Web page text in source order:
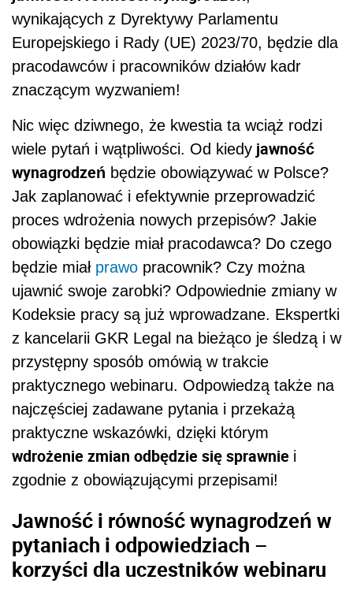
wynikających z Dyrektywy Parlamentu
Europejskiego i Rady (UE) 2023/70, będzie dla
pracodawców i pracowników działów kadr
znaczącym wyzwaniem!
Nic więc dziwnego, że kwestia ta wciąż rodzi
wiele pytań i wątpliwości. Od kiedy jawność
wynagrodzeń będzie obowiązywać w Polsce?
Jak zaplanować i efektywnie przeprowadzić
proces wdrożenia nowych przepisów? Jakie
obowiązki będzie miał pracodawca? Do czego
będzie miał prawo pracownik? Czy można
ujawnić swoje zarobki? Odpowiednie zmiany w
Kodeksie pracy są już wprowadzane. Ekspertki
z kancelarii GKR Legal na bieżąco je śledzą i w
przystępny sposób omówią w trakcie
praktycznego webinaru. Odpowiedzą także na
najczęściej zadawane pytania i przekażą
praktyczne wskazówki, dzięki którym
wdrożenie zmian odbędzie się sprawnie i
zgodnie z obowiązującymi przepisami!
Jawność i równość wynagrodzeń w
pytaniach i odpowiedziach –
korzyści dla uczestników webinaru